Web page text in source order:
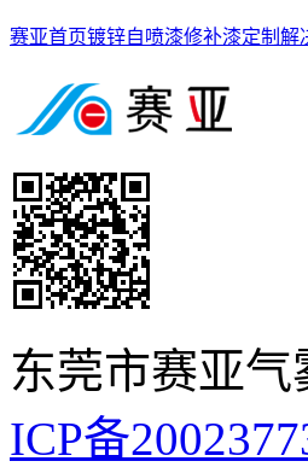
赛亚首页镀锌自喷漆修补漆定制解
东莞市赛亚
ICP备